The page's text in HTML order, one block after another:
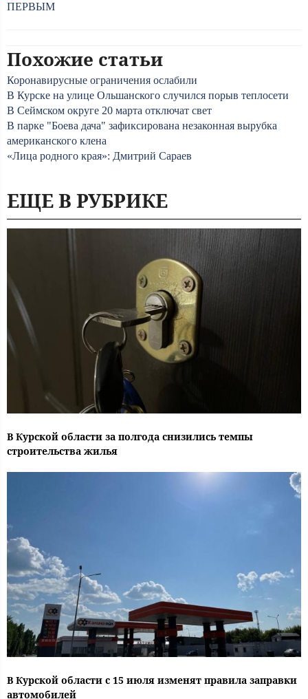
ПЕРВЫМ
Похожие статьи
Коронавирусные ограничения ослабили
В Курске на улице Ольшанского случился порыв теплосети
В Сеймском округе 20 марта отключат свет
В парке "Боева дача" зафиксирована незаконная вырубка
американского клена
«Лица родного края»: Дмитрий Сараев
ЕЩЕ В РУБРИКЕ
В Курской области за полгода снизились темпы
строительства жилья
В Курской области с 15 июля изменят правила заправки
автомобилей